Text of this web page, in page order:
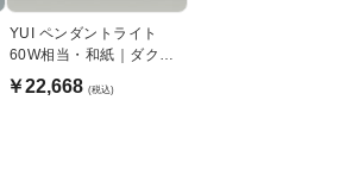
YUI ペンダントライト
60W相当・和紙｜ダクト
レール用
￥22,668 (税込)